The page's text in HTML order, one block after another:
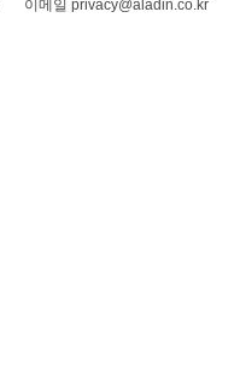
이메일 privacy@aladin.co.kr